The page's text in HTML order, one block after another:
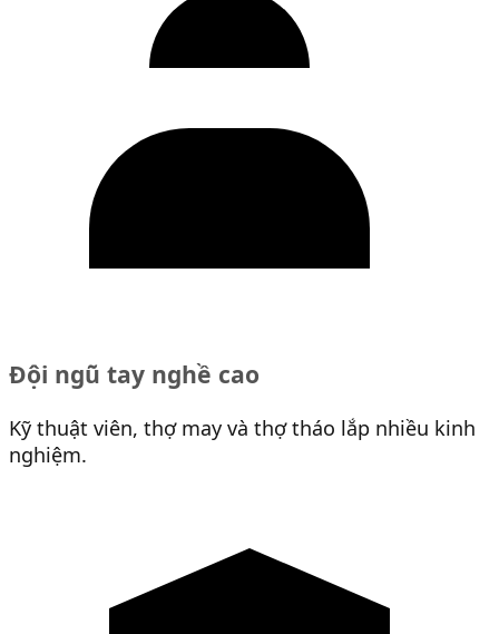
Đội ngũ tay nghề cao
Kỹ thuật viên, thợ may và thợ tháo lắp nhiều kinh
nghiệm.